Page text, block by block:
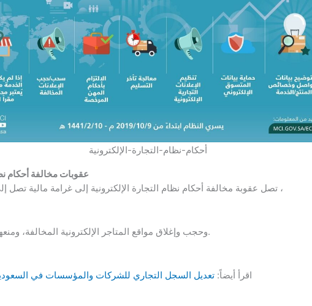
أحكام-نظام-التجارة-الإلكترونية
عقوبات مخالفة أحكام
تصل عقوبة مخالفة أحكام نظام التجارة الإلكترونية إلى غرامة مالية تصل إلى مليون ريال سعودي ،
وحجب وإغلاق مواقع المتاجر الإلكترونية المخالفة، ومنعها من ممارسة نشاطها.
اقرأ أيضاً: تعديل السجل التجاري للشركات والمؤسسات في